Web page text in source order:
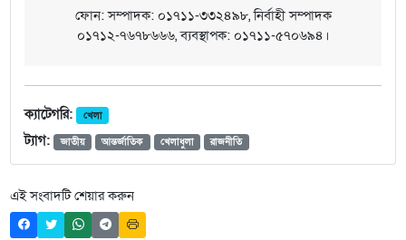
ফোন: সম্পাদক: ০১৭১১-৩৩২৪৯৮, নির্বাহী সম্পাদক
০১৭১২-৭৬৭৮৬৬৬, ব্যবস্থাপক: ০১৭১১-৫৭০৬৯৪।
ক্যাটেগরি: খেলা
ট্যাগ: জাতীয় আন্তর্জাতিক খেলাধুলা রাজনীতি
এই সংবাদটি শেয়ার করুন